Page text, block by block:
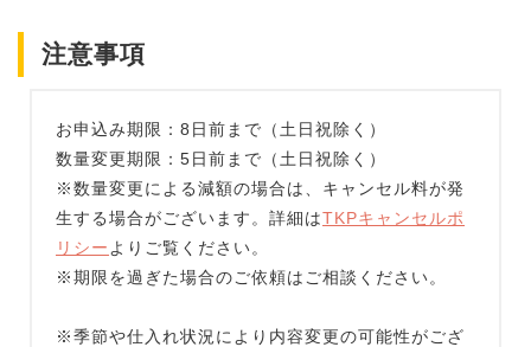
注意事項
お申込み期限：8日前まで（土日祝除く）
数量変更期限：5日前まで（土日祝除く）
※数量変更による減額の場合は、キャンセル料が発
生する場合がございます。詳細はTKPキャンセルポ
リシー よりご覧ください。
※期限を過ぎた場合のご依頼はご相談ください。
※季節や仕入れ状況により内容変更の可能性がござ